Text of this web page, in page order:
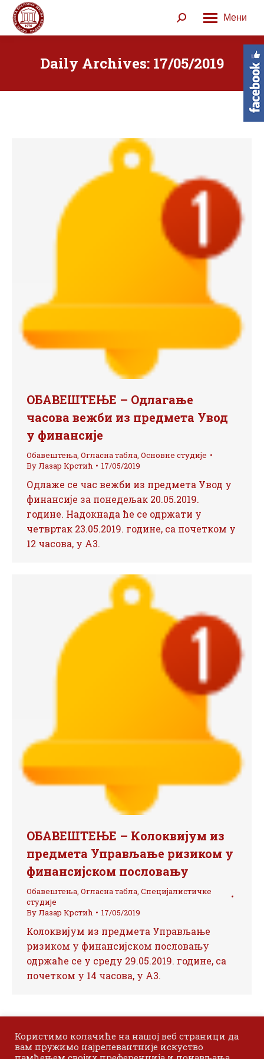
Мени
Search:
Daily Archives: 17/05/2019
ОБАВЕШТЕЊЕ – Одлагање
часова вежби из предмета Увод
у финансије
Обавештења, Огласна табла, Основне студије
ByЛазар Крстић 17/05/2019
Одлаже се час вежби из предмета Увод у
финансије за понедељак 20.05.2019.
године. Надокнада ће се одржати у
четвртак 23.05.2019. године, са почетком у
12 часова, у А3.
ОБАВЕШТЕЊЕ – Колоквијум из
предмета Управљање ризиком у
финансијском пословању
Обавештења, Огласна табла, Специјалистичке
студије
ByЛазар Крстић 17/05/2019
Колоквијум из предмета Управљање
ризиком у финансијском пословању
одржаће се у среду 29.05.2019. године, са
почетком у 14 часова, у А3.
Користимо колачиће на нашој веб страници да
вам пружимо најрелевантније искуство